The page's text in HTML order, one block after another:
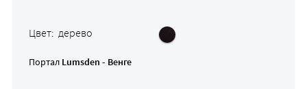
Цвет: дерево
Портал Lumsden - Венге